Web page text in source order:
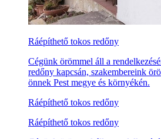
Ráépíthető tokos redőny
Cégünk örömmel áll a
redőny kapcsán, szakembereink
önnek Pest megye és környékén.
Ráépíthető tokos redőny
Ráépíthető tokos redőny